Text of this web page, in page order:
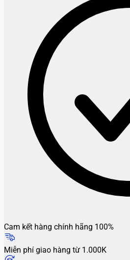
Cam kết hàng chính hãng 100%
Miễn phí giao hàng từ 1.000K